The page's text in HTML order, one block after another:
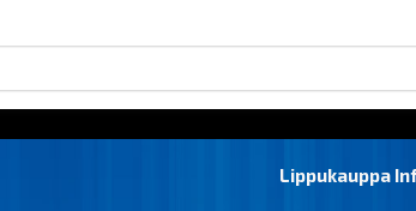
Lippukauppa